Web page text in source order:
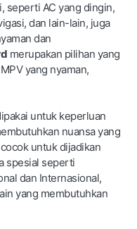
seperti AC yang dingin,
dan lain-lain, juga
dan
merupakan pilihan yang
yang nyaman,
untuk keperluan
nuansa yang
untuk dijadikan
spesial seperti
dan Internasional,
yang membutuhkan